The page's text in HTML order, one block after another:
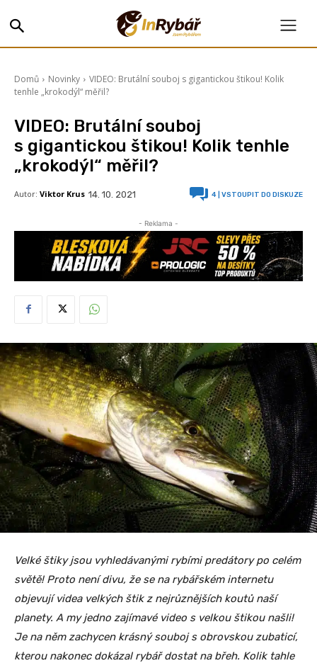
Domů Novinky
VIDEO: Brutální souboj s gigantickou štikou! Kolik
tenhle „krokodýl“ měřil?
VIDEO: Brutální souboj
s gigantickou štikou! Kolik tenhle
„krokodýl“ měřil?
Autor: Viktor Krus 14. 10. 2021 4 | VSTOUPIT DO DISKUZE
- Reklama -
Velké štiky jsou vyhledávanými rybími predátory po celém
světě! Proto není divu, že se na rybářském internetu
objevují videa velkých štik z nejrůznějších koutů naší
planety. A my jedno zajímavé video s velkou štikou našli!
Je na něm zachycen krásný souboj s obrovskou zubaticí,
kterou nakonec dokázal rybář dostat na břeh. Kolik tahle